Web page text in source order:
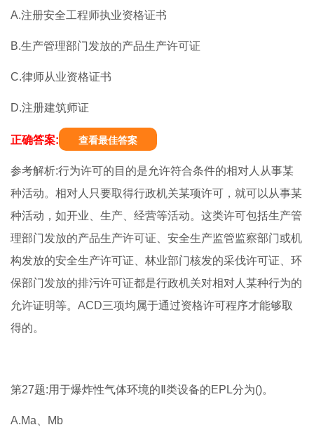
A.注册安全工程师执业资格证书
B.生产管理部门发放的产品生产许可证
C.律师从业资格证书
D.注册建筑师证
正确答案: 查看最佳答案
参考解析:行为许可的目的是允许符合条件的相对人从事某
种活动。相对人只要取得行政机关某项许可，就可以从事某
种活动，如开业、生产、经营等活动。这类许可包括生产管
理部门发放的产品生产许可证、安全生产监管监察部门或机
构发放的安全生产许可证、林业部门核发的采伐许可证、环
保部门发放的排污许可证都是行政机关对相对人某种行为的
允许证明等。ACD三项均属于通过资格许可程序才能够取
得的。
第27题:用于爆炸性气体环境的Ⅱ类设备的EPL分为()。
A.Ma、Mb